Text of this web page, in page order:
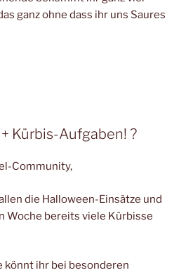
ganz ohne dass ihr uns Saures
Kürbis-Aufgaben! ?
Community,
die Halloween-Einsätze und
Woche bereits viele Kürbisse
könnt ihr bei besonderen